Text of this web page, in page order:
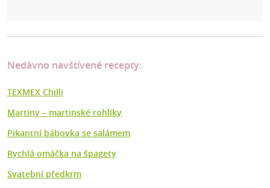
Nedávno navštívené recepty:
TEXMEX Chilli
Martiny –⁠ martinské rohlíky
Pikantní bábovka se salámem
Rychlá omáčka na špagety
Svatební předkrm